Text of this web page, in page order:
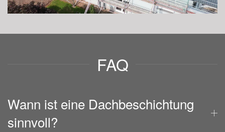
FAQ
Wann ist eine Dachbeschichtung
sinnvoll?